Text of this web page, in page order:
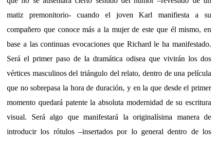
matiz premonitorio- cuando el joven Karl manifiesta a su
compañero que conoce más a la mujer de este que él mismo, en
base a las continuas evocaciones que Richard le ha manifestado.
Será el primer paso de la dramática odisea que vivirán los dos
vértices masculinos del triángulo del relato, dentro de una película
que no sobrepasa la hora de duración, y en la que desde el primer
momento quedará patente la absoluta modernidad de su escritura
visual. Será algo que manifestará la originalísima manera de
introducir los rótulos –insertados por lo general dentro de los